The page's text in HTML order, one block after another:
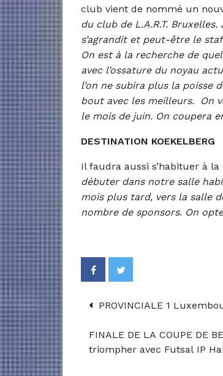
club vient de nommé un
du club de L.A.R.T.
s’agrandit et peut-être le
On est à la recherche de
avec l’ossature du noyau
l’on ne subira plus la poisse
bout avec les meilleurs. On
le mois de juin. On coupera
DESTINATION KOEKELBERG
Il faudra aussi s’habituer à
débuter dans notre salle
mois plus tard, vers la salle
nombre de sponsors. On
PROVINCIALE 1
FINALE DE LA COUPE DE
triompher avec Futsal IP